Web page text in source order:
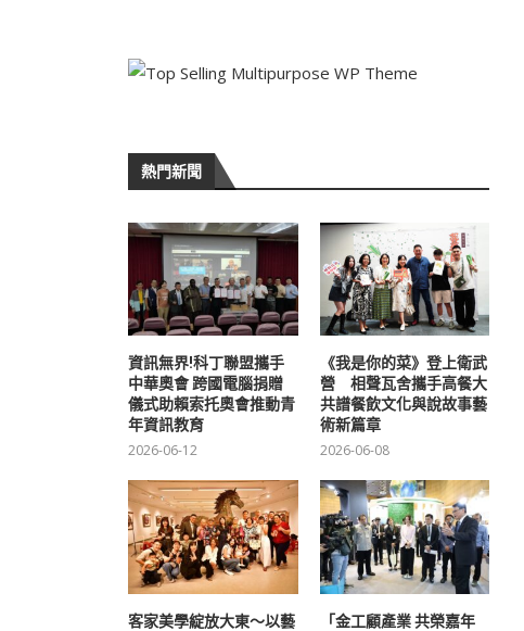
熱門新聞
資訊無界!科丁聯盟攜手
中華奧會 跨國電腦捐贈
儀式助賴索托奧會推動青
年資訊教育
2026-06-12
《我是你的菜》登上衛武
營 相聲瓦舍攜手高餐大
共譜餐飲文化與說故事藝
術新篇章
2026-06-08
客家美學綻放大東～以藝
「金工顧產業 共榮嘉年